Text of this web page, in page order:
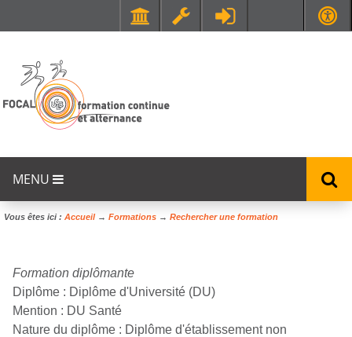
MENU
Vous êtes ici : Accueil→ Formations → Rechercher une formation
Formation diplômante
Diplôme : Diplôme d'Université (DU)
Mention : DU Santé
Nature du diplôme : Diplôme d'établissement non